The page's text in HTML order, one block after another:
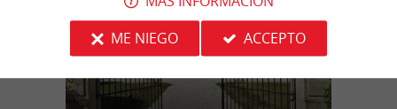
ME NIEGO
ACCEPTO